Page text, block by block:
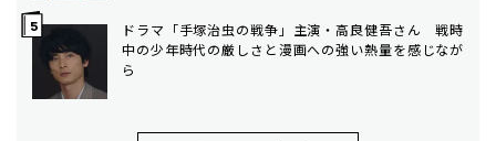
ドラマ「手塚治虫の戦争」主演・高良健吾さん 戦時
中の少年時代の厳しさと漫画への強い熱量を感じなが
ら